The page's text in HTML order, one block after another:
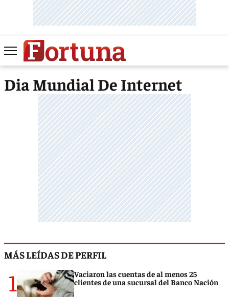
Dia Mundial De Internet
MÁS LEÍDAS DE PERFIL
1
Vaciaron las cuentas de al menos 25
clientes de una sucursal del Banco Nación